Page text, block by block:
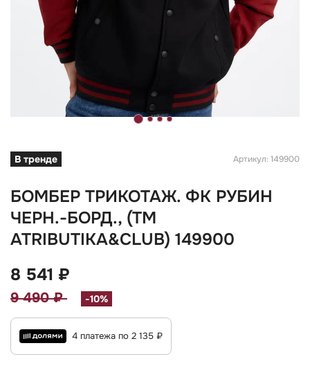
В тренде Артикул: 149900
БОМБЕР ТРИКОТАЖ. ФК РУБИН
ЧЕРН.-БОРД., (TM
ATRIBUTIKA&CLUB) 149900
8 541 ₽
9 490 ₽ -10%
4 платежа по 2 135 ₽